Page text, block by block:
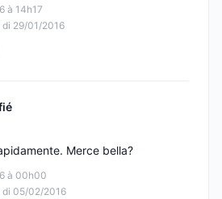
à 14h17
29/01/2016
à 00h00
di 05/02/2016
Merce bella?